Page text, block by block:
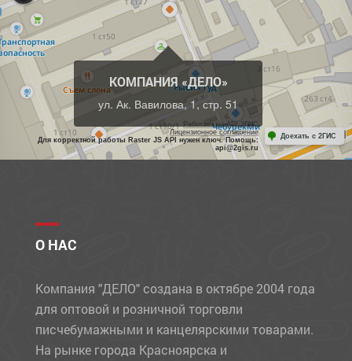
КОМПАНИЯ «ДЕЛО»
ул. Ак. Вавилова, 1, стр. 51
Работает на API 2ГИС
Лицензионное соглашение
Для корректной работы Raster JS API нужен ключ. Помощь:
api@2gis.ru
Доехать с 2ГИС
О НАС
Компания "ДЕЛО" создана в октябре 2004 года
для оптовой и розничной торговли
писчебумажными и канцелярскими товарами.
На рынке города Красноярска и